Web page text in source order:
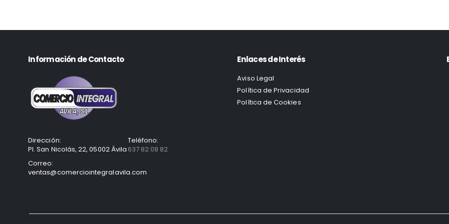
Información de Contacto
Dirección:
Pl. San Nicolás, 22, 05002 Ávila
Teléfono:
637 82 08 82
Correo:
ventas@comerciointegralavila.com
Enlaces de Interés
Aviso Legal
Política de Privacidad
Política de Cookies